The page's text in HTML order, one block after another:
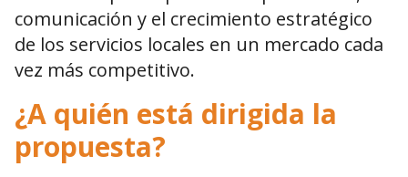
comunicación y el crecimiento estratégico
de los servicios locales en un mercado cada
vez más competitivo.
¿A quién está dirigida la
propuesta?